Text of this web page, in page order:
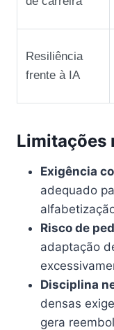
Resiliência
frente à IA
Limitações
Exigência
adequado
Risco de
adaptação
Disciplina
densas
gera